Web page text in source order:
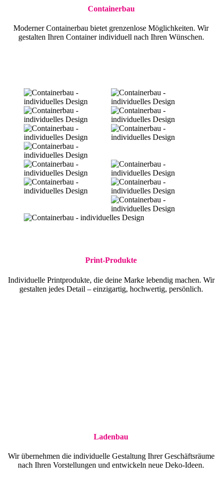
Containerbau
Moderner Containerbau bietet grenzenlose Möglichkeiten. Wir
gestalten Ihren Container individuell nach Ihren Wünschen.
Print-Produkte
Individuelle Printprodukte, die deine Marke lebendig machen. Wir
gestalten jedes Detail – einzigartig, hochwertig, persönlich.
Ladenbau
Wir übernehmen die individuelle Gestaltung Ihrer Geschäftsräume
nach Ihren Vorstellungen und entwickeln neue Deko-Ideen.